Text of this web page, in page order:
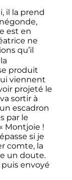
il la prend
est en
ne
qu’il
produit
viennent
projeté le
sortir à
escadron
par le
« Montjoie !
si je
comte, la
un doute.
puis envoyé